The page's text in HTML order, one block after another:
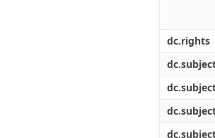
dc.rights